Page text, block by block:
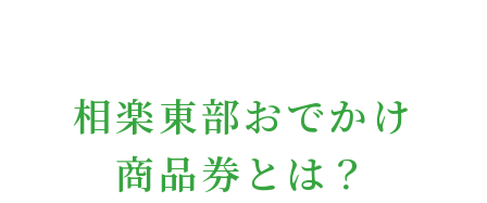
相楽東部おでかけ
商品券とは？